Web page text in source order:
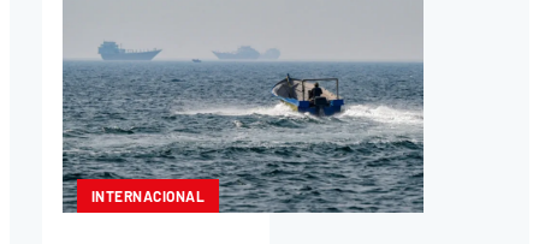
INTERNACIONAL